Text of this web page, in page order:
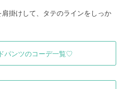
掛けして、タテのラインをしっか
パンツのコーデ一覧♡